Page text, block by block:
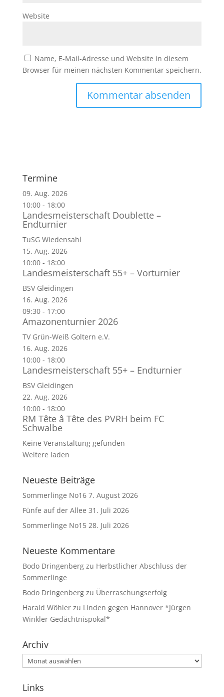
Website
Name, E-Mail-Adresse und Website in diesem
Browser für meinen nächsten Kommentar speichern.
Termine
09. Aug. 2026
10:00- 18:00
Landesmeisterschaft Doublette –
Endturnier
TuSG Wiedensahl
15. Aug. 2026
10:00- 18:00
Landesmeisterschaft 55+ – Vorturnier
BSV Gleidingen
16. Aug. 2026
09:30- 17:00
Amazonenturnier 2026
TV Grün-Weiß Goltern e.V.
16. Aug. 2026
10:00- 18:00
Landesmeisterschaft 55+ – Endturnier
BSV Gleidingen
22. Aug. 2026
10:00- 18:00
RM Tête â Tête des PVRH beim FC
Schwalbe
Keine Veranstaltung gefunden
Weitere laden
Neueste Beiträge
Sommerlinge No16 7. August 2026
Fünfe auf der Allee 31. Juli 2026
Sommerlinge No15 28. Juli 2026
Neueste Kommentare
Bodo Dringenbergzu Herbstlicher Abschluss der
Sommerlinge
Bodo Dringenbergzu Überraschungserfolg
Harald Wöhlerzu Linden gegen Hannover *Jürgen
Winkler Gedächtnispokal*
Archiv
Archiv
Links